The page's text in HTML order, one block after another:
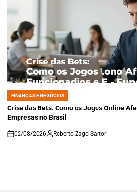
POSTED
IN
FINANÇAS E NEGÓCIOS
Crise das Bets: Como os Jogos Online
Empresas no Brasil
on
02/08/2026 Roberto Zago Sartori